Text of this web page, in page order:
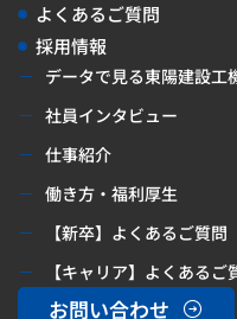
よくあるご質問
採用情報
データで見る東陽建設工
社員インタビュー
仕事紹介
働き方・福利厚生
【新卒】よくあるご質問
【キャリア】よくあるご
お問い合わせ